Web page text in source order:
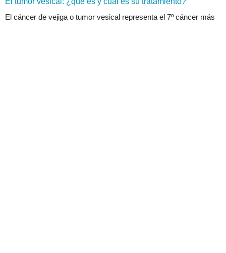
El cáncer de vejiga o tumor vesical representa el 7º cáncer más